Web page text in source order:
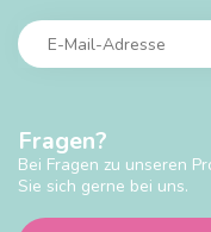
Fragen?
Bei Fragen zu unseren
Sie sich gerne bei uns.